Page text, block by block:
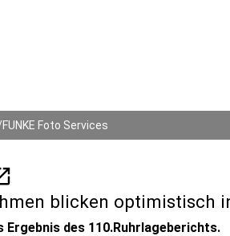
Foto Services
blicken optimistisch
Ergebnis des 110.Ruhrlageberichts.